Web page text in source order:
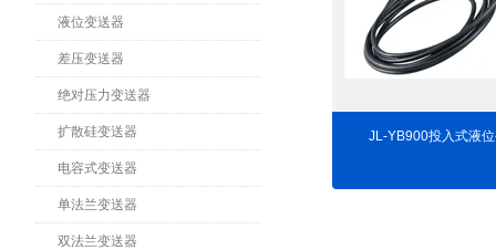
液位变送器
差压变送器
绝对压力变送器
扩散硅变送器
电容式变送器
单法兰变送器
双法兰变送器
JL-YB900投入式液